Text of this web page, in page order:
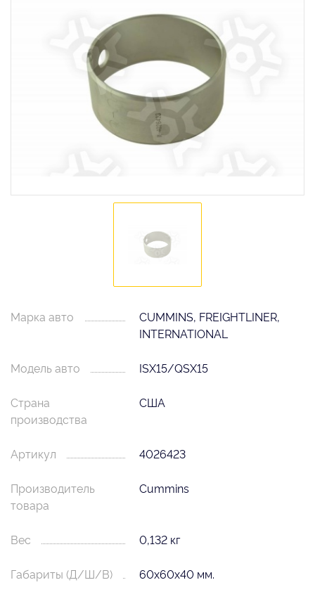
Марка авто
CUMMINS, FREIGHTLINER,
INTERNATIONAL
Модель авто ISX15/QSX15
Страна
производства
США
Артикул 4026423
Производитель
товара
Cummins
Вес 0,132 кг
Габариты (Д/Ш/В) 60х60х40 мм.